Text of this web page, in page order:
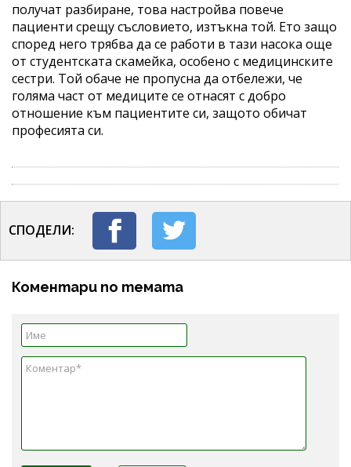
получат разбиране, това настройва повече
пациенти срещу съсловието, изтъкна той. Ето защо
според него трябва да се работи в тази насока още
от студентската скамейка, особено с медицинските
сестри. Той обаче не пропусна да отбележи, че
голяма част от медиците се отнасят с добро
отношение към пациентите си, защото обичат
професията си.
СПОДЕЛИ:
Коментари по темата